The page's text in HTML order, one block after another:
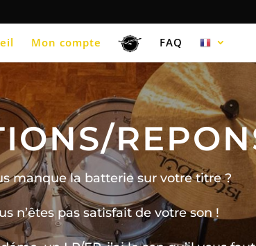
Mon compte FAQ
manque la batterie sur votre titre ?
n’êtes pas satisfait de votre son !